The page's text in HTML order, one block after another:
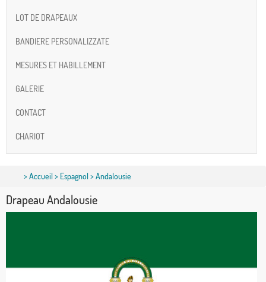
LOT DE DRAPEAUX
BANDIERE PERSONALIZZATE
MESURES ET HABILLEMENT
GALERIE
CONTACT
CHARIOT
>Accueil> Espagnol> Andalousie
Drapeau Andalousie